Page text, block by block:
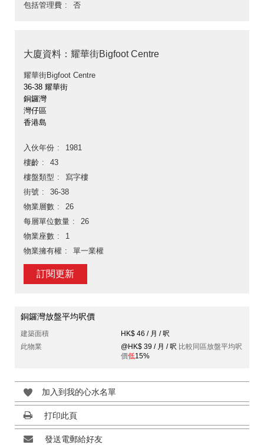
包括管理費
否
大廈資料：耀華街Bigfoot Centre
耀華街Bigfoot Centre
36-38 耀華街
銅鑼灣
灣仔區
香港島
入伙年份
1981
樓齡
43
樓盤類型
寫字樓
街號
36-38
物業層數
26
每層單位數量
26
物業座數
1
物業擁有權
單一業權
訂閱更新
銅鑼灣放盤平均呎價
建築面積
HK$ 46 / 月 / 呎
此物業
@HK$ 39 / 月 / 呎 比較同區放盤平均呎
價低15%
加入到我的心水名單
打印此頁
發送電郵給好友